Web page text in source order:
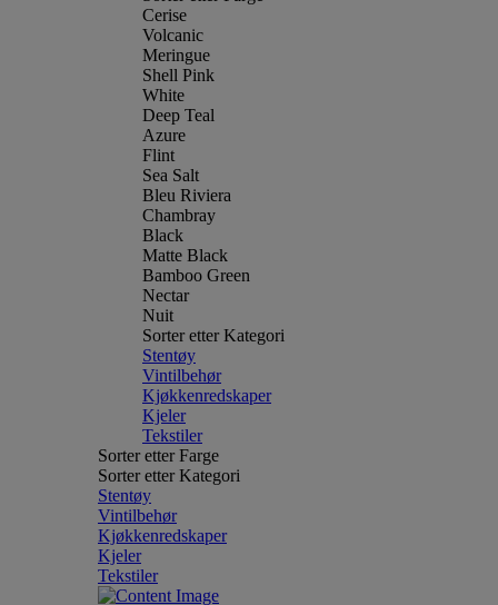
Cerise
Volcanic
Meringue
Shell Pink
White
Deep Teal
Azure
Flint
Sea Salt
Bleu Riviera
Chambray
Black
Matte Black
Bamboo Green
Nectar
Nuit
Sorter etter Kategori
Stentøy
Vintilbehør
Kjøkkenredskaper
Kjeler
Tekstiler
Sorter etter Farge
Sorter etter Kategori
Stentøy
Vintilbehør
Kjøkkenredskaper
Kjeler
Tekstiler